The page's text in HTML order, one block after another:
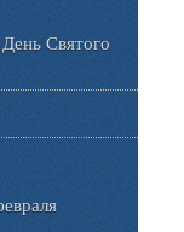
Святого